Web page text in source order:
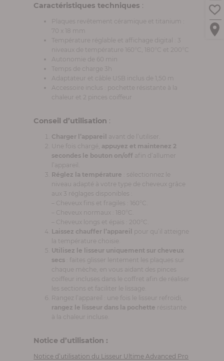
Caractéristiques techniques :
Plaques revêtement céramique et titanium :
70 x 18 mm
Température réglable et affichage digital : 3
niveaux de température 160°C, 180°C et 200°C
Autonomie de 60 min
Temps de charge 3h
Adaptateur et câble USB inclus de 1,50 m
Accessoire inclus : pochette résistante à la
chaleur et 2 pinces coiffeur
Conseil d’utilisation :
Charger l’appareil
avant de l’utiliser.
Une fois chargé, appuyez et maintenez 2
secondes le bouton on/off afin d’allumer
l’appareil.
Réglez la température : sélectionnez le
niveau adapté à votre type de cheveux grâce
aux 3 réglages disponibles :
– Cheveux fins et fragiles : 160°C.
– Cheveux normaux : 180°C.
– Cheveux longs et épais : 200°C.
Laissez chauffer l’appareil
pour qu’il atteigne
la température choisie.
Utilisez le lisseur uniquement sur cheveux
secs : faites glisser lentement les plaques sur
chaque mèche, en vous aidant des pinces
coiffeur incluses dans le coffret afin de réaliser
les sections et faciliter le lissage.
Rangez l’appareil : une fois le lisseur refroidi,
rangez le lisseur dans la pochette résistante
à la chaleur incluse.
Notice d’utilisation :
Notice d’utilisation du Lisseur Ultime Advanced Pro